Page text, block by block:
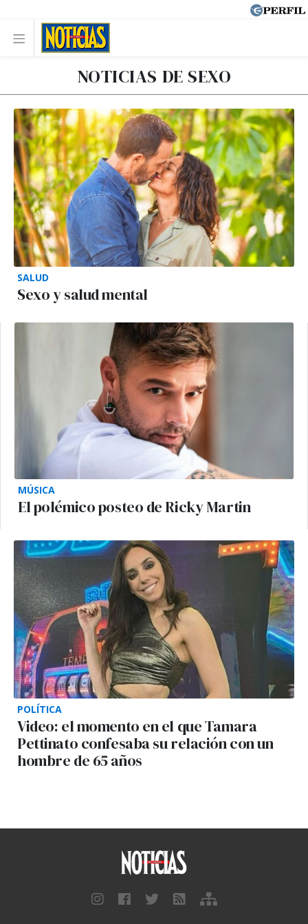
NOTICIAS DE SEXO
SALUD
Sexo y salud mental
MÚSICA
El polémico posteo de Ricky Martin
POLÍTICA
Video: el momento en el que Tamara
Pettinato confesaba su relación con un
hombre de 65 años